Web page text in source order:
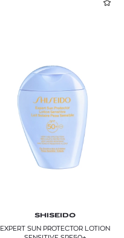
SHISEIDO
EXPERT SUN PROTECTOR LOTION